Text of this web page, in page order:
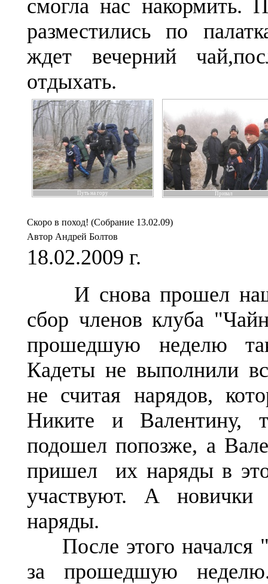
смогла нас накормить.
разместились по
ждет вечерний
отдыхать.
Путь на гору Привал
Скоро в поход! (Собрание 13.02.09)
Автор Андрей Болтов
18.02.2009 г.
И снова прошел наш
сбор членов клуба
прошедшую неделю
Кадеты не выполнили
не считая нарядов,
Никите и Валентину,
подошел попозже, а
пришел их наряды в
участвуют. А новички
наряды.
После этого начался
за прошедшую